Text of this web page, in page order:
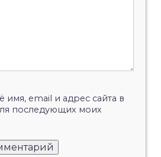
имя, email и адрес сайта в
последующих моих